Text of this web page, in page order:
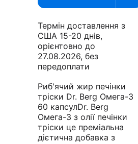
Термін доставлення з
США 15-20 днів,
орієнтовно до
27.08.2026, без
передоплати
Риб'ячий жир печінки
тріски Dr. Berg Омега-3
60 капсулDr. Berg
Омега-3 з олії печінки
тріски це преміальна
дієтична добавка з